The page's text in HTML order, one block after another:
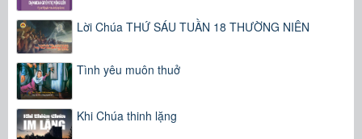
Lời Chúa THỨ SÁU TUẦN 18 THƯỜNG NIÊN
Tình yêu muôn thuở
Khi Chúa thinh lặng